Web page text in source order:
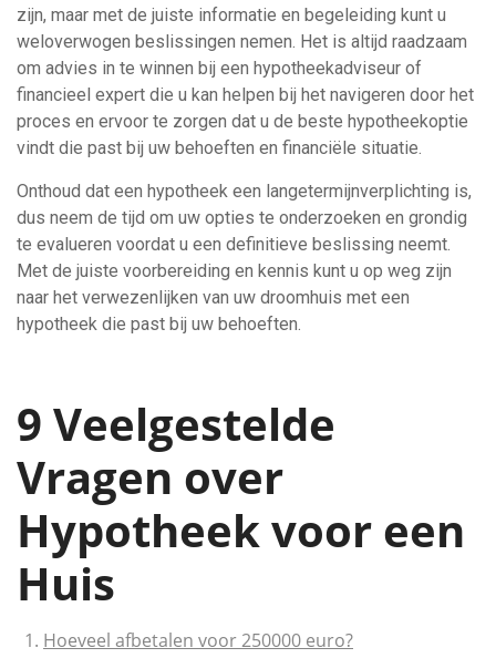
zijn, maar met de juiste informatie en begeleiding kunt u
weloverwogen beslissingen nemen. Het is altijd raadzaam
om advies in te winnen bij een hypotheekadviseur of
financieel expert die u kan helpen bij het navigeren door het
proces en ervoor te zorgen dat u de beste hypotheekoptie
vindt die past bij uw behoeften en financiële situatie.
Onthoud dat een hypotheek een langetermijnverplichting is,
dus neem de tijd om uw opties te onderzoeken en grondig
te evalueren voordat u een definitieve beslissing neemt.
Met de juiste voorbereiding en kennis kunt u op weg zijn
naar het verwezenlijken van uw droomhuis met een
hypotheek die past bij uw behoeften.
9 Veelgestelde
Vragen over
Hypotheek voor een
Huis
Hoeveel afbetalen voor 250000 euro?